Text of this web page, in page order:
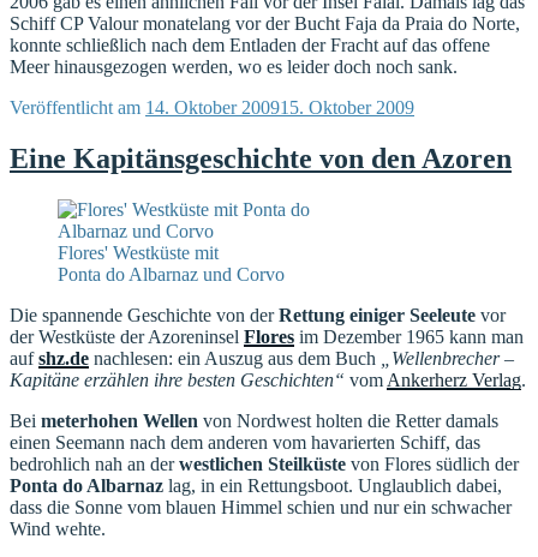
Schiff CP Valour monatelang vor der Bucht Faja da Praia do Norte,
konnte schließlich nach dem Entladen der Fracht auf das offene
Meer hinausgezogen werden, wo es leider doch noch sank.
Veröffentlicht am 14. Oktober 200915. Oktober 2009
Eine Kapitänsgeschichte von den Azoren
Flores' Westküste mit
Ponta do Albarnaz und Corvo
Die spannende Geschichte von derRettung einiger Seeleute vor
der Westküste der Azoreninsel Flores im Dezember 1965 kann man
aufshz.de nachlesen: ein Auszug aus dem Buch
„Wellenbrecher –
Kapitäne erzählen ihre besten Geschichten“ vom Ankerherz Verlag.
Bei meterhohen Wellen von Nordwest holten die Retter damals
einen Seemann nach dem anderen vom havarierten Schiff, das
bedrohlich nah an derwestlichen Steilküste von Flores südlich der
Ponta do Albarnaz lag, in ein Rettungsboot. Unglaublich dabei,
dass die Sonne vom blauen Himmel schien und nur ein schwacher
Wind wehte.